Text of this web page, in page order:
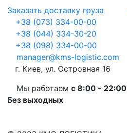
Заказать доставку груза
+38 (073) 334-00-00
+38 (044) 334-30-20
+38 (098) 334-00-00
manager@kms-logistic.com
г. Киев, ул. Островная 16
Мы работаем с 8:00 - 22:00
Без выходных